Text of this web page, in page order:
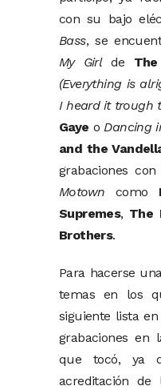
con su bajo
Bass, se
My Girlde
(Everything is
I heard it trough
Gaye oDancing
and the
grabaciones
Motown como
Supremes, The
Brothers.
Para hacerse
temas en los
siguiente lista
grabaciones en
que tocó, ya
acreditación de